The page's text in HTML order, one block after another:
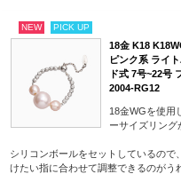
NEW PICK UP
18金 K18
ピンク系 ライ
ド式 7号~22号
2004-RG12
18金WGを使用
ーサイズリング
シリコンボールをセットしているの
けたい指に合わせて調整できるのがう